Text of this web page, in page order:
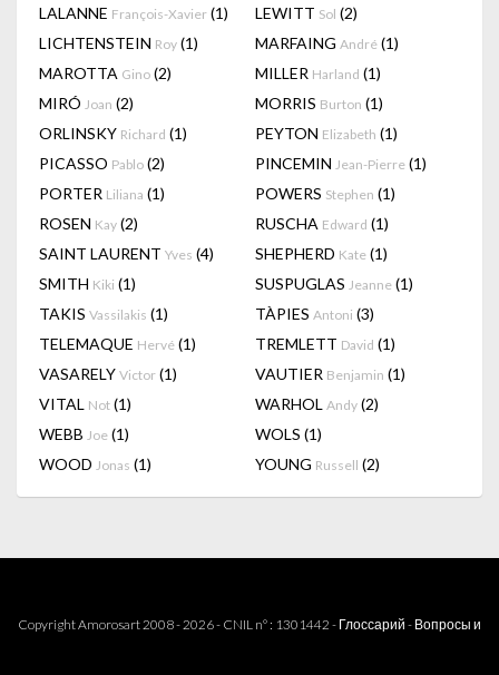
LALANNE François-Xavier (1) LEWITT Sol (2)
LICHTENSTEIN Roy (1) MARFAING André (1)
MAROTTA Gino (2) MILLER Harland (1)
MIRÓ Joan (2) MORRIS Burton (1)
ORLINSKY Richard (1) PEYTON Elizabeth (1)
PICASSO Pablo (2) PINCEMIN Jean-Pierre (1)
PORTER Liliana (1) POWERS Stephen (1)
ROSEN Kay (2) RUSCHA Edward (1)
SAINT LAURENT Yves (4) SHEPHERD Kate (1)
SMITH Kiki (1) SUSPUGLAS Jeanne (1)
TAKIS Vassilakis (1) TÀPIES Antoni (3)
TELEMAQUE Hervé (1) TREMLETT David (1)
VASARELY Victor (1) VAUTIER Benjamin (1)
VITAL Not (1) WARHOL Andy (2)
WEBB Joe (1) WOLS (1)
WOOD Jonas (1) YOUNG Russell (2)
Copyright Amorosart 2008 - 2026 - CNIL n° : 1301442 - Глоссарий - Вопросы и